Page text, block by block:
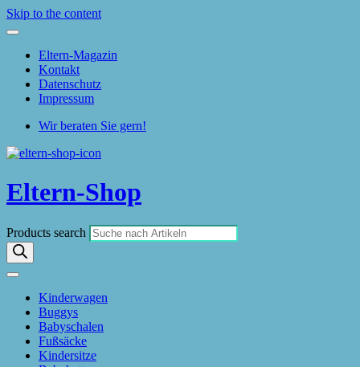
Skip to the content
Eltern-Magazin
Kontakt
Datenschutz
Impressum
Wir beraten Sie gern!
Eltern-Shop
Products search
Kinderwagen
Buggys
Babyschalen
Fußsäcke
Kindersitze